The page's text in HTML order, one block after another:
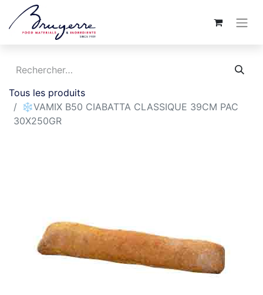
Tous les produits
❄️VAMIX B50 CIABATTA CLASSIQUE 39CM PAC
30X250GR